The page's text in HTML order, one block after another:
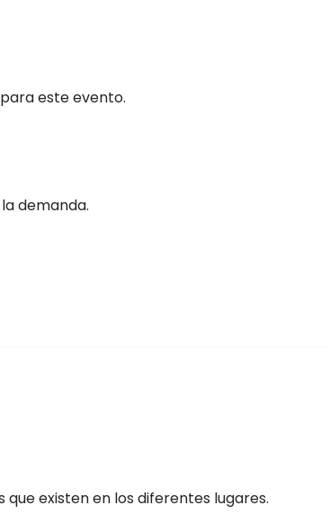
este evento.
demanda.
existen en los diferentes lugares.